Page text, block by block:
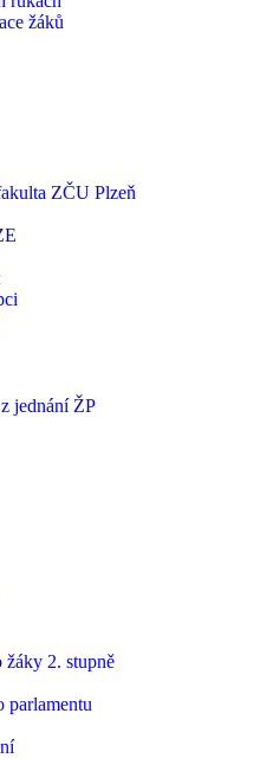
žáků
ZČU Plzeň
jednání ŽP
2. stupně
parlamentu